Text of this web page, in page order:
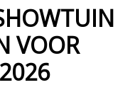
VOOR